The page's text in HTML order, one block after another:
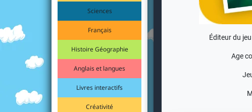
Sciences
Français
Histoire Géographie
Anglais et langues
Livres interactifs
Créativité
Éditeur du
Age